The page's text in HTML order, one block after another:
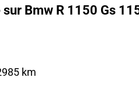
Bmw R 1150 Gs
km